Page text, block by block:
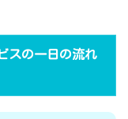
スの一日の流れ